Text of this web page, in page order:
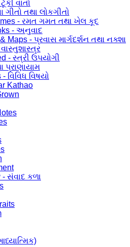
વાર્તા
ગીતો તથા લોકગીતો
- રમત ગમત તથા ખેલ કૂદ
- અનુવાદ
Maps - પ્રવાસ માર્ગદર્શન તથા નક્શા
- સ્ત્રી ઉપયોગી
પ્રાણાયામ
વિવિધ વિષયો
Kathao
- સંવાદ કળા